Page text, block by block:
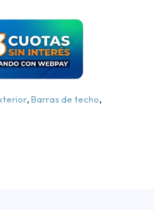
,Barras de techo,